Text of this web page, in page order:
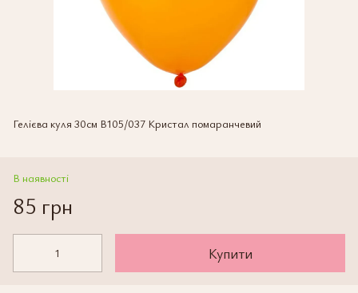
Гелієва куля 30см В105/037 Кристал помаранчевий
В наявності
85 грн
Купити